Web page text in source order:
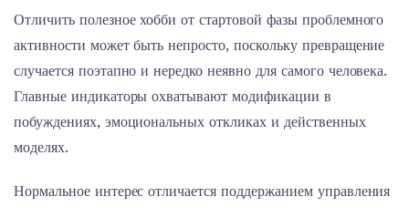
Отличить полезное хобби от стартовой фазы проблемного
активности может быть непросто, поскольку превращение
случается поэтапно и нередко неявно для самого человека.
Главные индикаторы охватывают модификации в
побуждениях, эмоциональных откликах и действенных
моделях.
Нормальное интерес отличается поддержанием управления